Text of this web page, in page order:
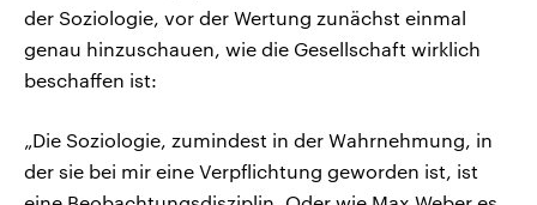
der Soziologie, vor der Wertung zunächst einmal
genau hinzuschauen, wie die Gesellschaft wirklich
beschaffen ist:
„Die Soziologie, zumindest in der Wahrnehmung, in
der sie bei mir eine Verpflichtung geworden ist, ist